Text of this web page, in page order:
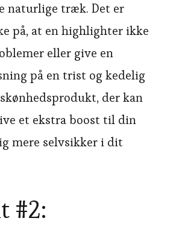
naturlige træk. Det er
på, at en highlighter ikke
eller give en
på en trist og kedelig
der kan
et ekstra boost til din
mere selvsikker i dit
#2: